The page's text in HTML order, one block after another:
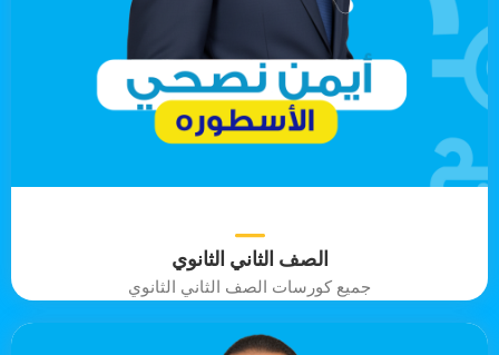
الصف الثاني الثانوي
جميع كورسات الصف الثاني الثانوي